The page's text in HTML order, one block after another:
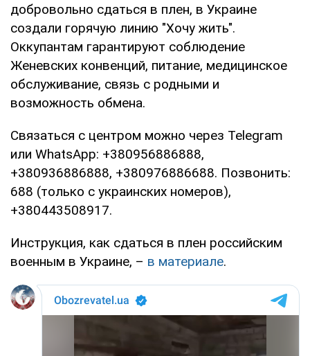
добровольно сдаться в плен, в Украине
создали горячую линию "Хочу жить".
Оккупантам гарантируют соблюдение
Женевских конвенций, питание, медицинское
обслуживание, связь с родными и
возможность обмена.
Связаться с центром можно через Telegram
или WhatsApp: +380956886888,
+380936886888, +380976886688. Позвонить:
688 (только с украинских номеров),
+380443508917.
Инструкция, как сдаться в плен российским
военным в Украине, – в материале.